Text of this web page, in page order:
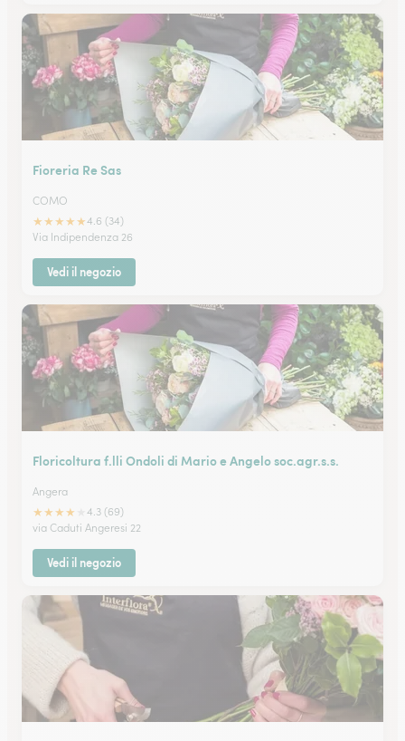
Fioreria Re Sas
COMO
★★★★★4.6 (34)
Via Indipendenza 26
Vedi il negozio
Floricoltura f.lli Ondoli di Mario e Angelo soc.agr.s.s.
Angera
★★★★
4.3 (69)
via Caduti Angeresi 22
Vedi il negozio